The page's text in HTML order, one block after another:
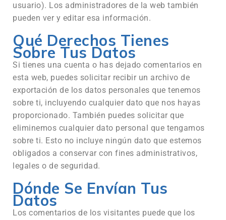
usuario). Los administradores de la web también
pueden ver y editar esa información.
Qué Derechos Tienes
Sobre Tus Datos
Si tienes una cuenta o has dejado comentarios en
esta web, puedes solicitar recibir un archivo de
exportación de los datos personales que tenemos
sobre ti, incluyendo cualquier dato que nos hayas
proporcionado. También puedes solicitar que
eliminemos cualquier dato personal que tengamos
sobre ti. Esto no incluye ningún dato que estemos
obligados a conservar con fines administrativos,
legales o de seguridad.
Dónde Se Envían Tus
Datos
Los comentarios de los visitantes puede que los